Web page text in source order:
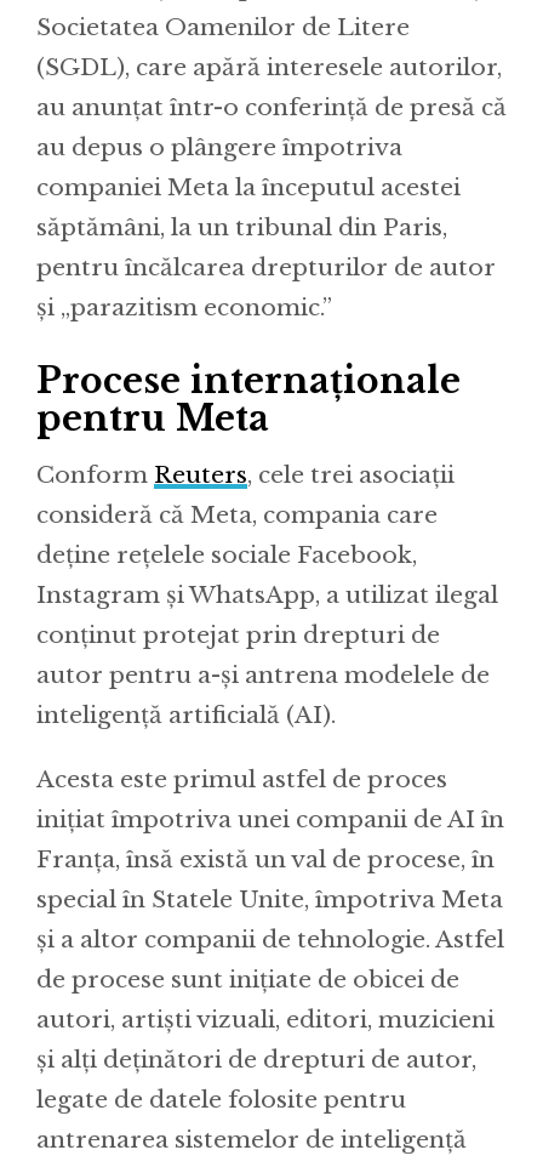
Societatea Oamenilor de Litere
(SGDL), care apără interesele autorilor,
au anunțat într-o conferință de presă că
au depus o plângere împotriva
companiei Meta la începutul acestei
săptămâni, la un tribunal din Paris,
pentru încălcarea drepturilor de autor
și „parazitism economic.”
Procese internaționale
pentru Meta
Conform Reuters, cele trei asociații
consideră că Meta, compania care
deține rețelele sociale Facebook,
Instagram și WhatsApp, a utilizat ilegal
conținut protejat prin drepturi de
autor pentru a-și antrena modelele de
inteligență artificială (AI).
Acesta este primul astfel de proces
inițiat împotriva unei companii de AI în
Franța, însă există un val de procese, în
special în Statele Unite, împotriva Meta
și a altor companii de tehnologie. Astfel
de procese sunt inițiate de obicei de
autori, artiști vizuali, editori, muzicieni
și alți deținători de drepturi de autor,
legate de datele folosite pentru
antrenarea sistemelor de inteligență